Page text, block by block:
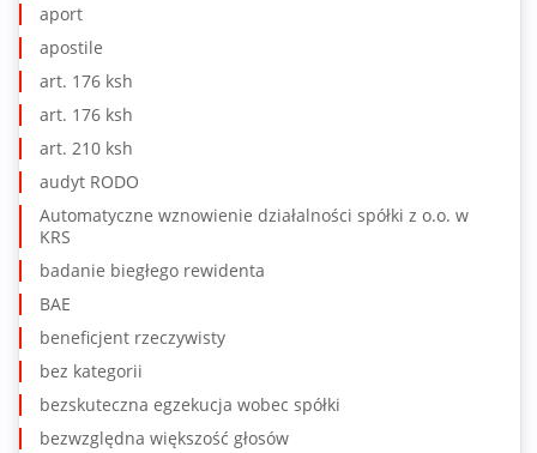
aport
apostile
art. 176 ksh
art. 176 ksh
art. 210 ksh
audyt RODO
Automatyczne wznowienie działalności spółki z o.o. w
KRS
badanie biegłego rewidenta
BAE
beneficjent rzeczywisty
bez kategorii
bezskuteczna egzekucja wobec spółki
bezwzględna większość głosów